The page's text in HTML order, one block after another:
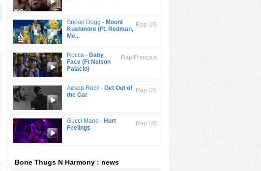
Rap US
Snoop Dogg - Mount
Kushmore (Ft. Redman,
Me...
Rap Français
Rocca - Baby
Face (Ft Nelson
Palacio)
Rap US
Aesop Rock - Get Out of
the Car
Rap US
Gucci Mane - Hurt
Feelings
Bone Thugs N Harmony : news